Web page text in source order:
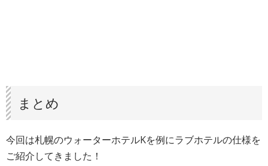
まとめ
今回は札幌のウォーターホテルKを例にラブホテルの仕様を
ご紹介してきました！